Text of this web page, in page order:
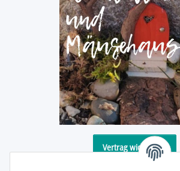
Vertrag widerrufen